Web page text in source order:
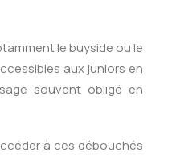
le buyside ou le
aux juniors en
souvent obligé en
à ces débouchés